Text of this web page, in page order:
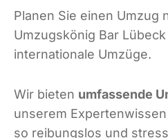
Planen Sie einen Umzug
Umzugskönig Bar
internationale Umzüge.
Wir bieten umfassende
unserem
so reibungslos und